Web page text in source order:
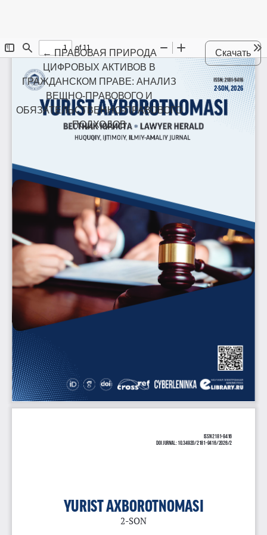
←Maqola tafsilotlariga qaytish
ПРАВОВАЯ ПРИРОДА
ЦИФРОВЫХ АКТИВОВ В
ГРАЖДАНСКОМ ПРАВЕ: АНАЛИЗ
ВЕЩНО-ПРАВОВОГО И
ОБЯЗАТЕЛЬСТВЕННО-ПРАВОВОГО
ПОДХОДОВ
Скачать